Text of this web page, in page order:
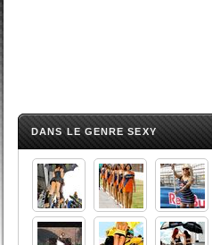
DANS LE GENRE SEXY